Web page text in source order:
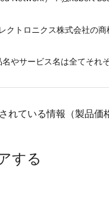
クトロニクス株式会社の
やサービス名は全てそれ
れている情報（製品
する